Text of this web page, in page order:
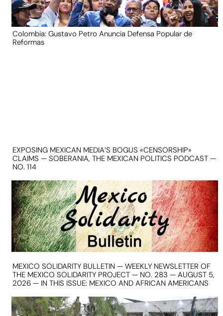
Colombia: Gustavo Petro Anuncia Defensa Popular de
Reformas
EXPOSING MEXICAN MEDIA’S BOGUS «CENSORSHIP»
CLAIMS — SOBERANIA, THE MEXICAN POLITICS PODCAST —
NO. 114
MEXICO SOLIDARITY BULLETIN — WEEKLY NEWSLETTER OF
THE MEXICO SOLIDARITY PROJECT — NO. 283 — AUGUST 5,
2026 — IN THIS ISSUE: MEXICO AND AFRICAN AMERICANS